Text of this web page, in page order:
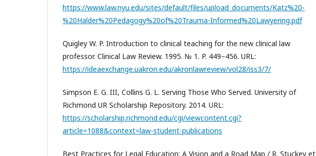
https://www.law.nyu.edu/sites/default/files/upload_documents/Katz%20-
%20Halder%20Pedagogy%20of%20Trauma-Informed%20Lawyering.pdf
Quigley W. P. Introduction to clinical teaching for the new clinical law
professor. Clinical Law Review. 1995. № 1. P. 449–456. URL:
https://ideaexchange.uakron.edu/akronlawreview/vol28/iss3/7/
Simpson E. G. III, Collins G. L. Serving Those Who Served. University of
Richmond UR Scholarship Repository. 2014. URL:
https://scholarship.richmond.edu/cgi/viewcontent.cgi?
article=1088&context=law-student-publications
Best Practices for Legal Education: A Vision and a Road Map / R. Stuckey et